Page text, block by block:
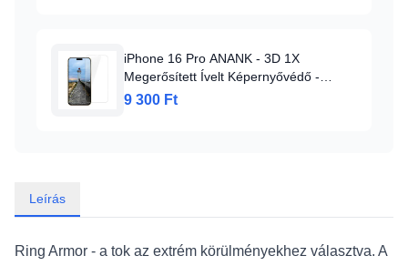
iPhone 16 Pro ANANK - 3D 1X
Megerősített Ívelt Képernyővédő -
Átlátszó üvegfólia
9 300 Ft
Leírás
Ring Armor - a tok az extrém körülményekhez választva. A